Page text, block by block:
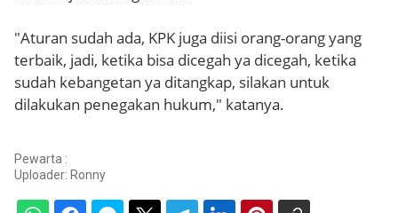
"Aturan sudah ada, KPK juga diisi orang-orang yang
terbaik, jadi, ketika bisa dicegah ya dicegah, ketika
sudah kebangetan ya ditangkap, silakan untuk
dilakukan penegakan hukum," katanya.
Pewarta :
Uploader: Ronny